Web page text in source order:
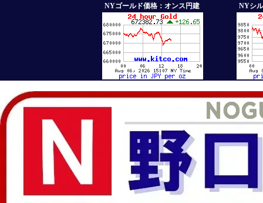
NYゴールド価格：オンス円建 NYシ